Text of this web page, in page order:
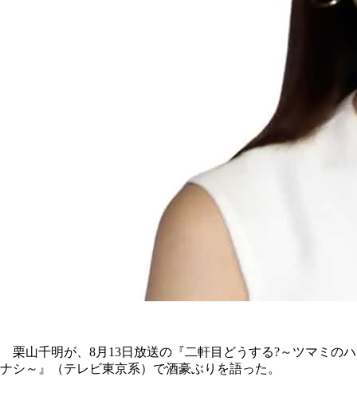
栗山千明が、8月13日放送の『二軒目どうする?～ツマミのハ
ナシ～』（テレビ東京系）で酒豪ぶりを語った。